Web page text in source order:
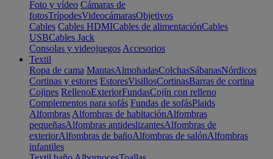
Foto y vídeo Cámaras de
fotosTrípodesVideocámarasObjetivos
Cables Cables HDMICables de alimentaciónCables
USBCables Jack
Consolas y videojuegos Accesorios
Textil
Ropa de cama MantasAlmohadasColchasSábanasNórdicos
Cortinas y estores EstoresVisillosCortinasBarras de cortina
Cojines RellenoExteriorFundasCojín con relleno
Complementos para sofás Fundas de sofásPlaids
Alfombras Alfombras de habitaciónAlfombras
pequeñasAlfombras antideslizantesAlfombras de
exteriorAlfombras de bañoAlfombras de salónAlfombras
infantiles